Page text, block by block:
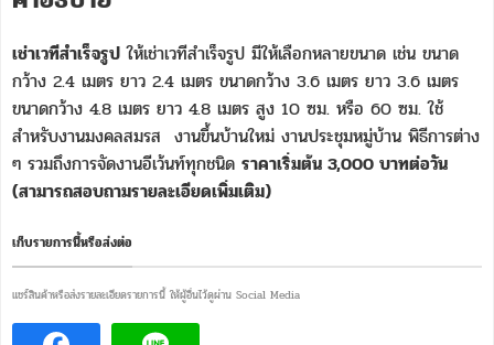
เช่าเวทีสำเร็จรูป ให้เช่าเวทีสำเร็จรูป มีให้เลือกหลายขนาด เช่น ขนาด
กว้าง 2.4 เมตร ยาว 2.4 เมตร ขนาดกว้าง 3.6 เมตร ยาว 3.6 เมตร
ขนาดกว้าง 4.8 เมตร ยาว 4.8 เมตร สูง 10 ซม. หรือ 60 ซม. ใช้
สำหรับงานมงคลสมรส งานขึ้นบ้านใหม่ งานประชุมหมู่บ้าน พิธีการต่าง
ๆ รวมถึงการจัดงานอีเว้นท์ทุกชนิด ราคาเริ่มต้น 3,000 บาทต่อวัน
(สามารถสอบถามรายละเอียดเพิ่มเติม)
เก็บรายการนี้หรือส่งต่อ
แชร์สินค้าหรือส่งรายละเอียดรายการนี้ ให้ผู้อื่นไว้ดูผ่าน Social Media